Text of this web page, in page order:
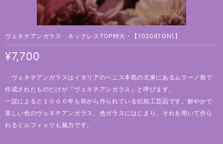
ヴェネチアンガラス ネックレスTOP特大・【10206TGN1】
¥7,700
・ヴェネチアンガラスはイタリアのベニス本島の北東にあるムラーノ島で
作成されたものだけが『ヴェネチアンガラス』と呼びます。
一説によると１０００年も前から作られている伝統工芸品です。鮮やかで
美しい色のヴェネチアンガラス。色ガラスにはじまり、それを用いて作ら
れるミルフィォリも魅力です。